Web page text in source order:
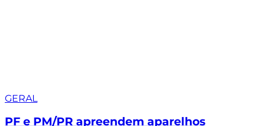
GERAL
PF e PM/PR apreendem aparelhos